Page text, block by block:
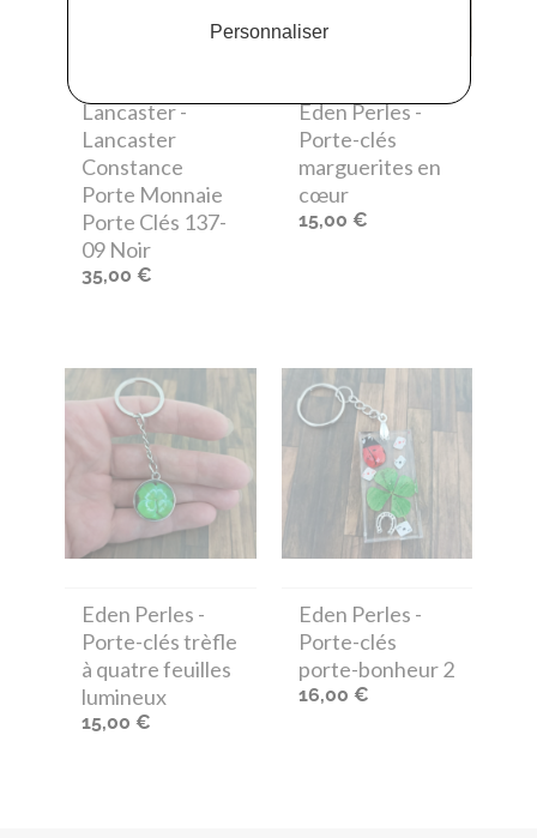
Lancaster-
Lancaster
Constance
Porte Monnaie
Porte Clés 137-
09 Noir
35,00 €
Eden Perles-
Porte-clés
marguerites en
cœur
15,00 €
Eden Perles -
Porte-clés trèfle
à quatre feuilles
lumineux
15,00 €
Eden Perles -
Porte-clés
porte-bonheur 2
16,00 €
Personnaliser